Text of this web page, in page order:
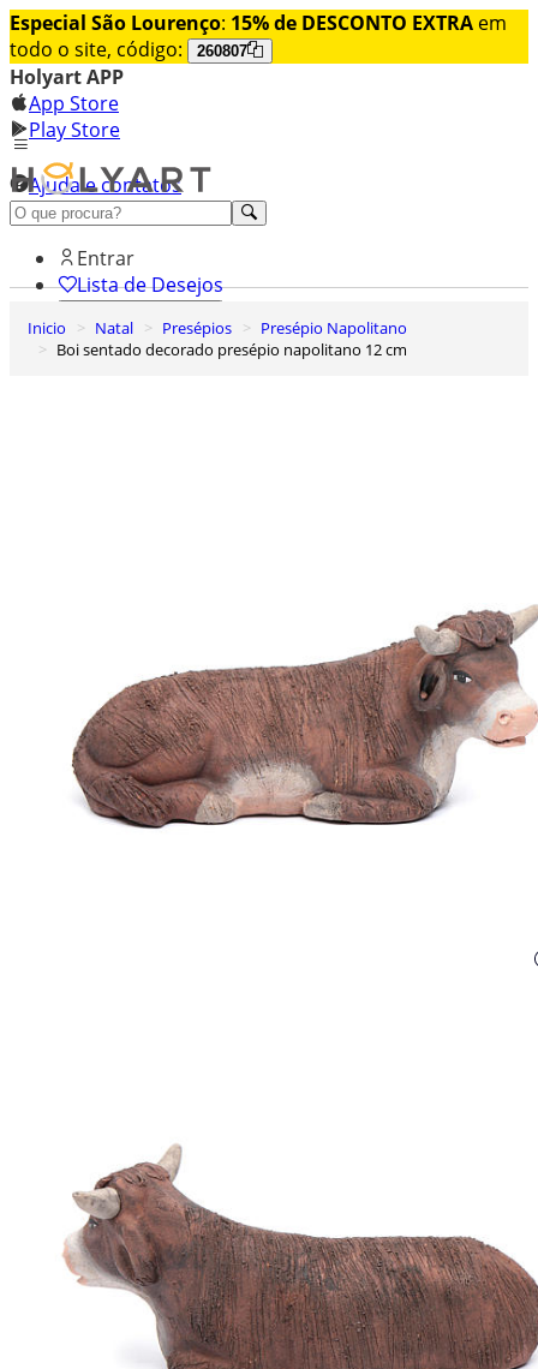
Especial São Lourenço: 15% de DESCONTO EXTRA em
todo o site, código:
260807
Holyart APP
App Store
Play Store
Ajuda e contatos
Conheça premium
Entrar
Lista de Desejos
Carrinho de Compras
Inicio Natal Presépios
Presépio Napolitano
Boi sentado decorado presépio napolitano 12 cm